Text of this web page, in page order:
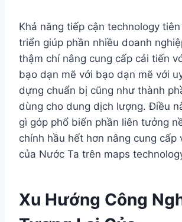
Khả năng tiếp cận technology
triển giúp phần nhiều doanh
thậm chí nâng cung cấp cải tiến
bạo dạn mẽ với bạo dạn mẽ với
dựng chuẩn bị cũng như thành
dùng cho dung dịch lượng. Điều
gì góp phổ biến phần liên tưởng
chính hầu hết hơn nâng cung cấp
của Nước Ta trên maps
Xu Hướng Công